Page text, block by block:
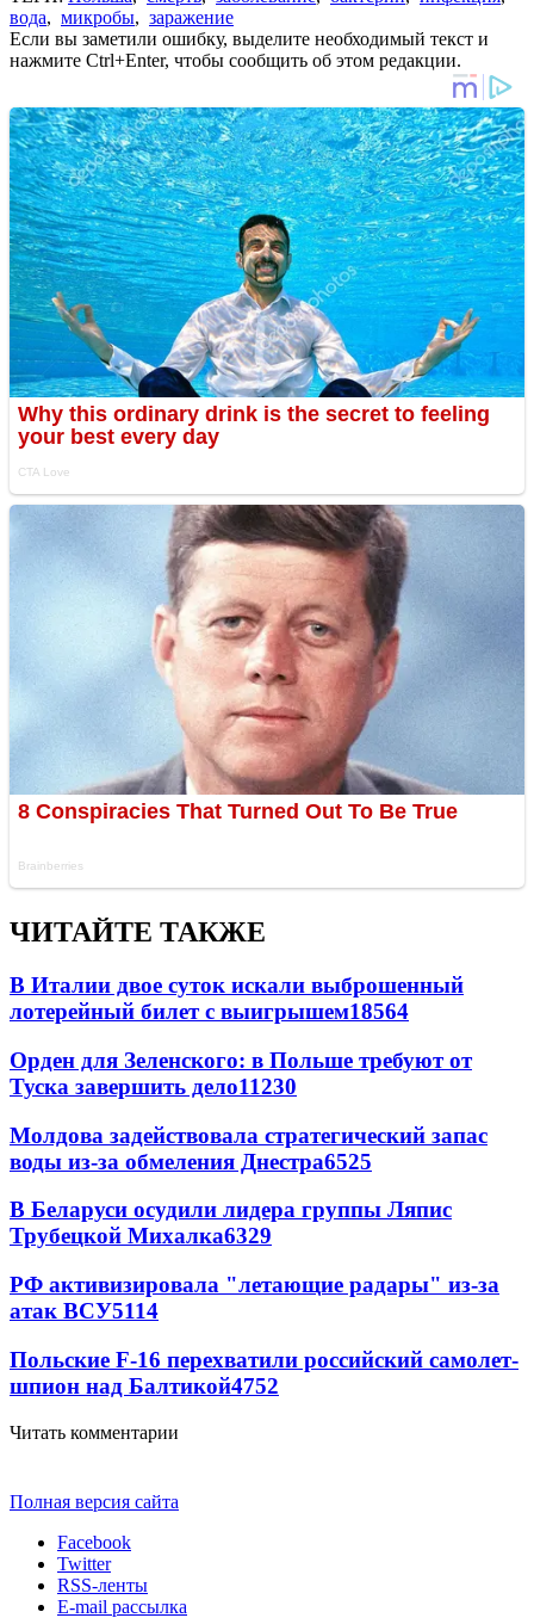
вода, микробы, заражение
Если вы заметили ошибку, выделите необходимый текст и
нажмите Ctrl+Enter, чтобы сообщить об этом редакции.
ЧИТАЙТЕ ТАКЖЕ
В Италии двое суток искали выброшенный
лотерейный билет с выигрышем18564
Орден для Зеленского: в Польше требуют от
Туска завершить дело11230
Молдова задействовала стратегический запас
воды из-за обмеления Днестра6525
В Беларуси осудили лидера группы Ляпис
Трубецкой Михалка6329
РФ активизировала "летающие радары" из-за
атак ВСУ5114
Польские F-16 перехватили российский самолет-
шпион над Балтикой4752
Читать комментарии
Полная версия сайта
Facebook
Twitter
RSS-ленты
E-mail рассылка